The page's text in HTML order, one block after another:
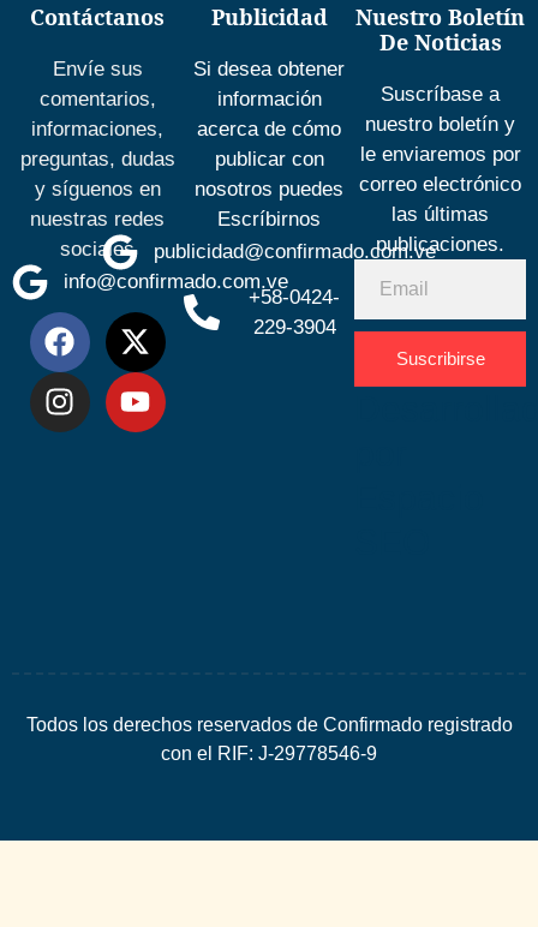
Contáctanos
Envíe sus
comentarios,
informaciones,
preguntas, dudas
y síguenos en
nuestras redes
sociales
info@confirmado.com.ve
Publicidad
Si desea obtener
información
acerca de cómo
publicar con
nosotros puedes
Escríbirnos
publicidad@confirmado.com.ve
+58-0424-
229-3904
Nuestro Boletín
De Noticias
Suscríbase a
nuestro boletín y
le enviaremos por
correo electrónico
las últimas
publicaciones.
Suscribirse
Todos los derechos reservados de Confirmado registrado
con el RIF: J-29778546-9